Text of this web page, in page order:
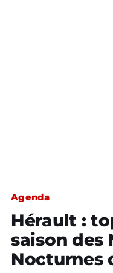
Agenda
Hérault :
saison des
Nocturnes